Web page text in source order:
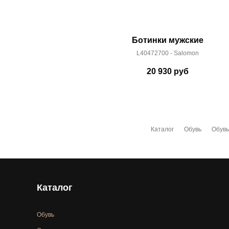
Ботинки мужские
L40472700 - Salomon
20 930 руб
Каталог Обувь
Каталог
Обувь